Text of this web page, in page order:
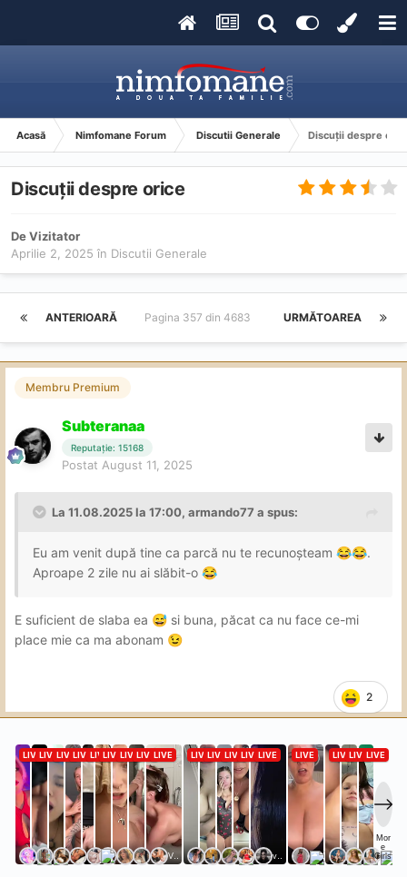
Acasă Nimfomane Forum Discutii Generale Discuții despre
Discuții despre orice
De Vizitator
Aprilie 2, 2025 în Discutii Generale
ANTERIOARĂ URMĂTOAREA
Pagina 357 din 4683
Membru Premium
Subteranaa
Reputație: 15168
Postat August 11, 2025
La 11.08.2025 la 17:00, armando77 a spus:
Eu am venit după tine ca parcă nu te recunoșteam 😂😂.
Aproape 2 zile nu ai slăbit-o 😂
E suficient de slaba ea 😅 si buna, păcat ca nu face ce-mi
place mie ca ma abonam 😉
2